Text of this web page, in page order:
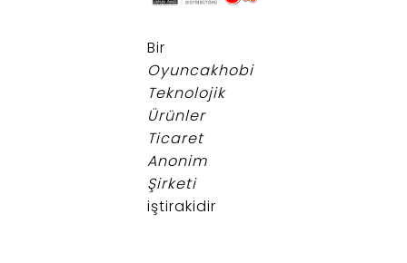
Bir
Oyuncakhobi
Teknolojik
Ürünler
Ticaret
Anonim
Şirketi
iştirakidir